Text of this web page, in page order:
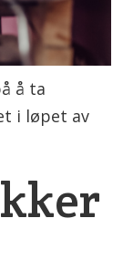
å ta
i løpet av